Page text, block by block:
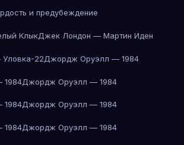
и предубеждение
КлыкДжек Лондон — Мартин Иден
22Джордж Оруэлл — 1984
Джордж Оруэлл — 1984
Джордж Оруэлл — 1984
Джордж Оруэлл — 1984